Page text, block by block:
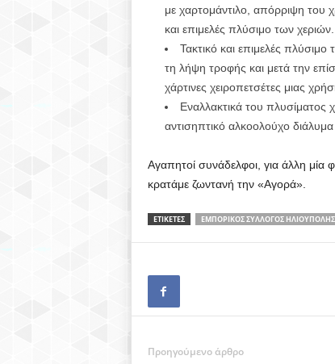
με χαρτομάντιλο, απόρριψη του
και επιμελές πλύσιμο των χεριών.
Τακτικό και επιμελές
τη λήψη τροφής και μετά την
χάρτινες χειροπετσέτες μιας
Εναλλακτικά του πλυσίματος
αντισηπτικό αλκοολούχο
Αγαπητοί συνάδελφοι, για άλλη μία
κρατάμε ζωντανή την «Αγορά».
ΕΤΙΚΕΤΕΣ ΕΜΠΟΡΙΚΟΣ ΣΥΛΛΟΓΟΣ ΗΛΙΟΥΠΟΛΗΣ
Προηγούμενο άρθρο